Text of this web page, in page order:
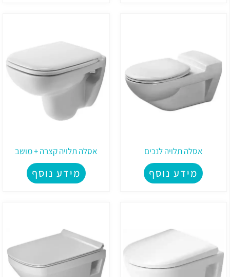
אסלה תלויה לנכים
מידע נוסף
אסלה תלויה קצרה + מושב
מידע נוסף